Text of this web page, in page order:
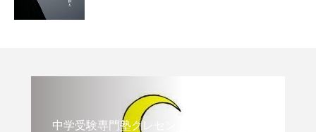
中学受験専門塾クレセント